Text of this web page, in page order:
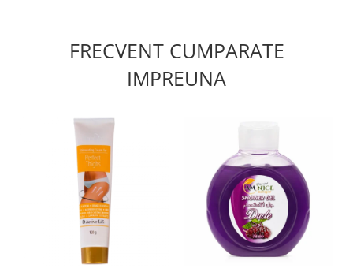
FRECVENT CUMPARATE
IMPREUNA